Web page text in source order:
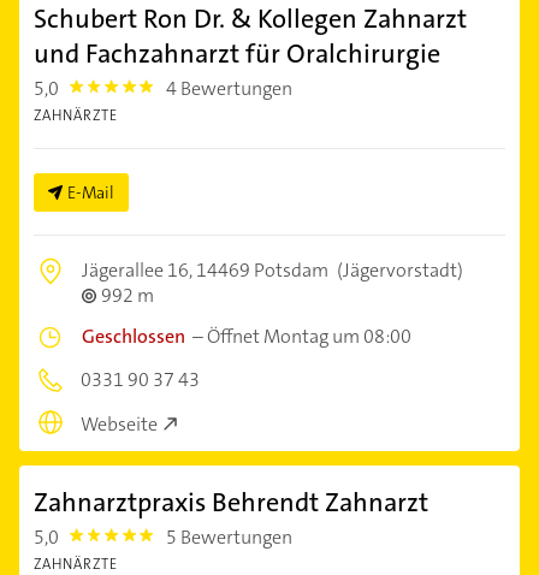
Schubert Ron Dr. & Kollegen Zahnarzt
und Fachzahnarzt für Oralchirurgie
5,0 5.0 4 Bewertungen
ZAHNÄRZTE
E-Mail
Jägerallee 16,14469 Potsdam (Jägervorstadt)
992 m
Geschlossen –Öffnet Montag um 08:00
0331 90 37 43
Webseite
Zahnarztpraxis Behrendt Zahnarzt
5,0 5.0 5 Bewertungen
ZAHNÄRZTE